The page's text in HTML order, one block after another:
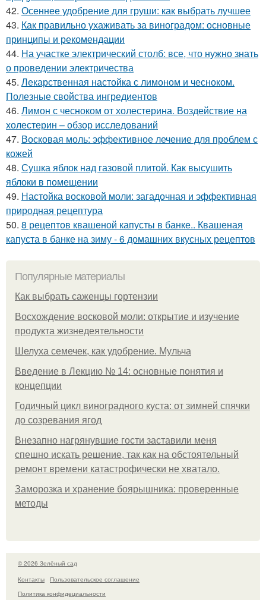
42. Осеннее удобрение для груши: как выбрать лучшее
43. Как правильно ухаживать за виноградом: основные
принципы и рекомендации
44. На участке электрический столб: все, что нужно знать
о проведении электричества
45. Лекарственная настойка с лимоном и чесноком.
Полезные свойства ингредиентов
46. Лимон с чесноком от холестерина. Воздействие на
холестерин – обзор исследований
47. Восковая моль: эффективное лечение для проблем с
кожей
48. Сушка яблок над газовой плитой. Как высушить
яблоки в помещении
49. Настойка восковой моли: загадочная и эффективная
природная рецептура
50. 8 рецептов квашеной капусты в банке.. Квашеная
капуста в банке на зиму - 6 домашних вкусных рецептов
Популярные материалы
Как выбрать саженцы гортензии
Восхождение восковой моли: открытие и изучение
продукта жизнедеятельности
Шелуха семечек, как удобрение. Мульча
Введение в Лекцию № 14: основные понятия и
концепции
Годичный цикл виноградного куста: от зимней спячки
до созревания ягод
Внезапно нагрянувшие гости заставили меня
спешно искать решение, так как на обстоятельный
ремонт времени катастрофически не хватало.
Заморозка и хранение боярышника: проверенные
методы
© 2026 Зелёный сад
Контакты
Пользовательское соглашение
Политика конфидециальности